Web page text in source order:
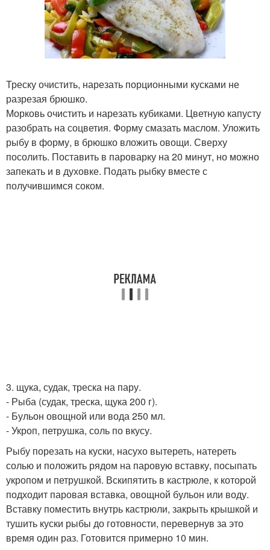
Треску очистить, нарезать порционными кусками не
разрезая брюшко.
Морковь очистить и нарезать кубиками. Цветную капусту
разобрать на соцветия. Форму смазать маслом. Уложить
рыбу в форму, в брюшко вложить овощи. Сверху
посолить. Поставить в пароварку на 20 минут, но можно
запекать и в духовке. Подать рыбку вместе с
получившимся соком.
3. щука, судак, треска на пару.
- Рыба (судак, треска, щука 200 г).
- Бульон овощной или вода 250 мл.
- Укроп, петрушка, соль по вкусу.
Рыбу порезать на куски, насухо вытереть, натереть
солью и положить рядом на паровую вставку, посыпать
укропом и петрушкой. Вскипятить в кастрюле, к которой
подходит паровая вставка, овощной бульон или воду.
Вставку поместить внутрь кастрюли, закрыть крышкой и
тушить куски рыбы до готовности, перевернув за это
время один раз. Готовится примерно 10 мин.